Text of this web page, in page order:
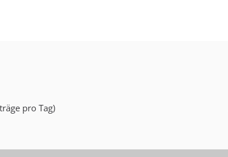
pro Tag)